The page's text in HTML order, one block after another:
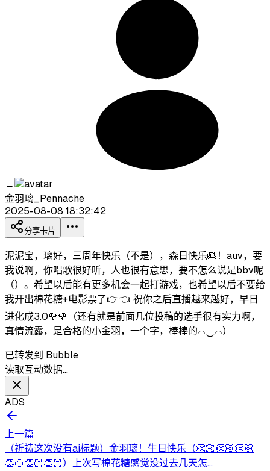
→
金羽璃_Pennache
2025-08-08 18:32:42
分享卡片
泥泥宝，璃好，三周年快乐（不是），森日快乐🎂！auv，要
我说啊，你唱歌很好听，人也很有意思，要不怎么说是bbv呢
（）。希望以后能有更多机会一起打游戏，也希望以后不要给
我开出棉花糖+电影票了👉👈 祝你之后直播越来越好，早日
进化成3.0🌹🌹（还有就是前面几位投稿的选手很有实力啊，
真情流露，是合格的小金羽，一个字，棒棒的⌓‿⌓）
已转发到 Bubble
读取互动数据…
ADS
上一篇
（祈祷这次没有ai标题）金羽璃！生日快乐（👏🏻👏🏻👏🏻
👏🏻👏🏻👏🏻）上次写棉花糖感觉没过去几天怎...